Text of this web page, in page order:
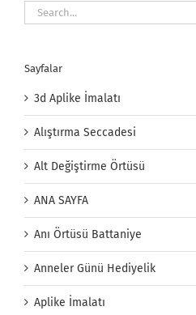
Search
for:
Sayfalar
3d Aplike İmalatı
Alıştırma Seccadesi
Alt Değiştirme Örtüsü
ANA SAYFA
Anı Örtüsü Battaniye
Anneler Günü Hediyelik
Aplike İmalatı